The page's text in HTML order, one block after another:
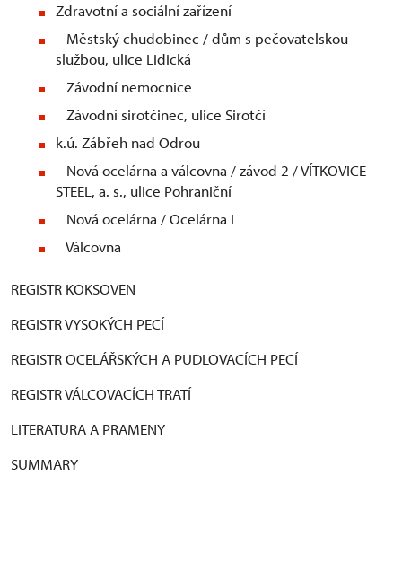
Zdravotní a sociální zařízení
Městský chudobinec / dům s pečovatelskou
službou, ulice Lidická
Závodní nemocnice
Závodní sirotčinec, ulice Sirotčí
k.ú. Zábřeh nad Odrou
Nová ocelárna a válcovna / závod 2 / VÍTKOVICE
STEEL, a. s., ulice Pohraniční
Nová ocelárna / Ocelárna I
Válcovna
REGISTR KOKSOVEN
REGISTR VYSOKÝCH PECÍ
REGISTR OCELÁŘSKÝCH A PUDLOVACÍCH PECÍ
REGISTR VÁLCOVACÍCH TRATÍ
LITERATURA A PRAMENY
SUMMARY